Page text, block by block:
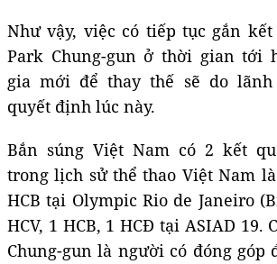
Như vậy, việc có tiếp tục gắn
Park Chung-gun ở thời gian tới
gia mới để thay thế sẽ do lãnh
quyết định lúc này.
Bắn súng Việt Nam có 2 kết
trong lịch sử thể thao Việt Nam là
HCB tại Olympic Rio de Janeiro
HCV, 1 HCB, 1 HCĐ tại ASIAD 19.
Chung-gun là người có đóng góp